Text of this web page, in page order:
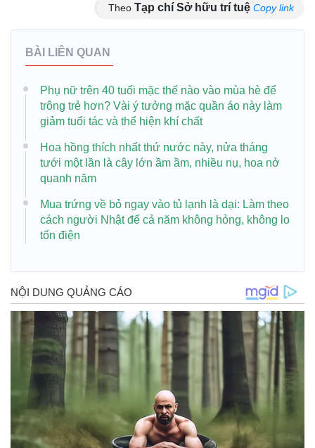
Theo Tạp chí Sở hữu trí tuệ Copy link
BÀI LIÊN QUAN
Phụ nữ trên 40 tuổi mặc thế nào vào mùa hè để
trông trẻ hơn? Vài ý tưởng mặc quần áo này làm
giảm tuổi tác và thể hiện khí chất
Hoa hồng thích nhất thứ nước này, nửa tháng
tưới một lần là cây lớn ầm ầm, nhiều nụ, hoa nở
quanh năm
Mua trứng về bỏ ngay vào tủ lạnh là dại: Làm theo
cách người Nhật để cả năm không hỏng, không lo
tốn điện